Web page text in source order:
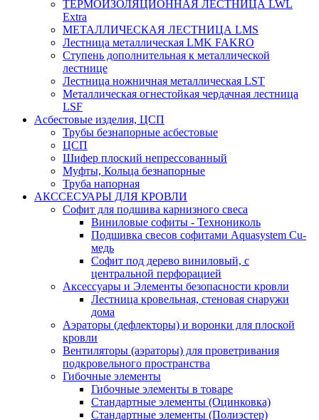
ТЕРМОИЗОЛЯЦИОННАЯ ЛЕСТНИЦА LWL
Extra
МЕТАЛЛИЧЕСКАЯ ЛЕСТНИЦА LMS
Лестница металлическая LMK FAKRO
Ступень дополнительная к металлической
лестнице
Лестница ножничная металлическая LST
Металлическая огнестойкая чердачная лестница
LSF
Асбестовые изделия, ЦСП
Трубы безнапорные асбестовые
ЦСП
Шифер плоский непрессованный
Муфты, Кольца безнапорные
Труба напорная
АКССЕСУАРЫ ДЛЯ КРОВЛИ
Софит для подшива карнизного свеса
Виниловые софиты - Технониколь
Подшивка свесов софитами Aquasystem Cu-
медь
Софит под дерево виниловый, с
центральной перфорацией
Аксессуары и Элементы безопасности кровли
Лестница кровельная, стеновая снаружи
дома
Аэраторы (дефлекторы) и воронки для плоской
кровли
Вентиляторы (аэраторы) для проветривания
подкровельного пространства
Гибочные элементы
Гибочные элементы в товаре
Стандартные элементы (Оцинковка)
Стандартные элементы (Полиэстер)